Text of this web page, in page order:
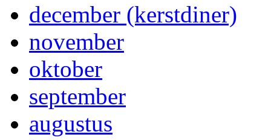
december (kerstdiner)
november
oktober
september
augustus